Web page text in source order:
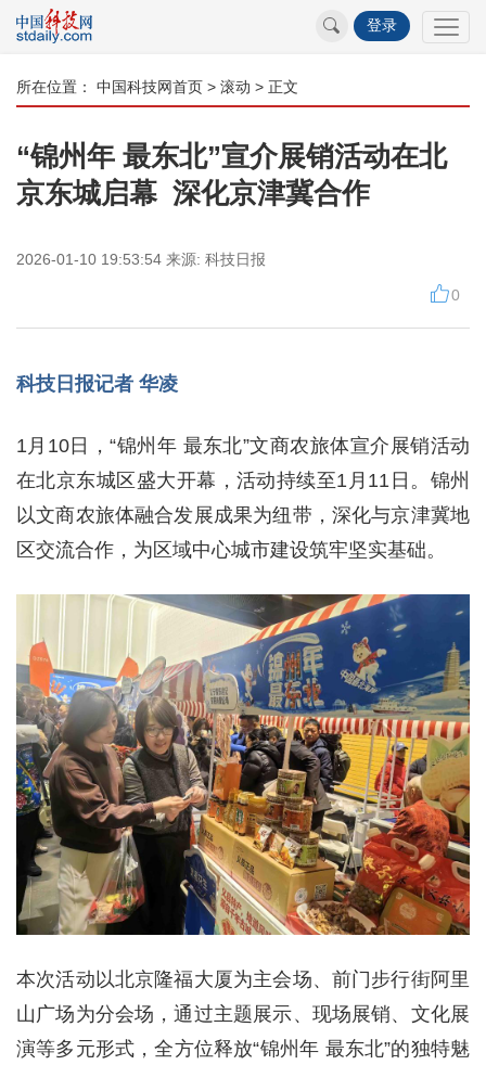
登录
所在位置： 中国科技网首页 > 滚动 > 正文
“锦州年 最东北”宣介展销活动在北
京东城启幕 深化京津冀合作
2026-01-10 19:53:54 来源: 科技日报
0
科技日报记者 华凌
1月10日，“锦州年 最东北”文商农旅体宣介展销活动
在北京东城区盛大开幕，活动持续至1月11日。锦州
以文商农旅体融合发展成果为纽带，深化与京津冀地
区交流合作，为区域中心城市建设筑牢坚实基础。
本次活动以北京隆福大厦为主会场、前门步行街阿里
山广场为分会场，通过主题展示、现场展销、文化展
演等多元形式，全方位释放“锦州年 最东北”的独特魅